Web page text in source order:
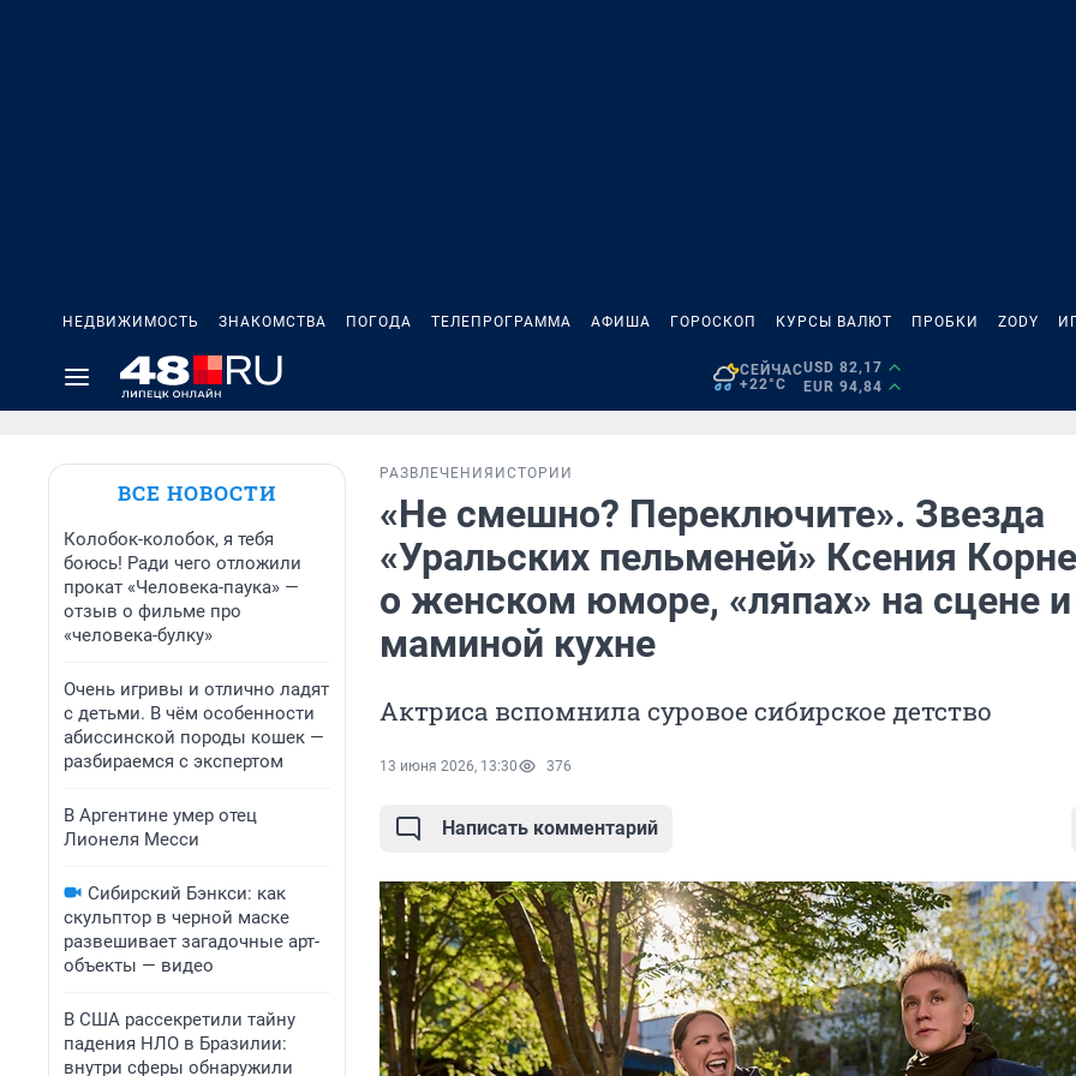
НЕДВИЖИМОСТЬ ЗНАКОМСТВА ПОГОДА ТЕЛЕПРОГРАММА АФИША ГОРОСКОП КУРСЫ ВАЛЮТ ПРОБКИ ZODY
СЕЙЧАС
+22°C
USD 82,17
EUR 94,84
ВСЕ НОВОСТИ
Колобок-колобок, я тебя
боюсь! Ради чего отложили
прокат «Человека-паука» —
отзыв о фильме про
«человека-булку»
Очень игривы и отлично ладят
с детьми. В чём особенности
абиссинской породы кошек —
разбираемся с экспертом
В Аргентине умер отец
Лионеля Месси
Сибирский Бэнкси: как
скульптор в черной маске
развешивает загадочные арт-
объекты — видео
В США рассекретили тайну
падения НЛО в Бразилии:
внутри сферы обнаружили
РАЗВЛЕЧЕНИЯ ИСТОРИИ
«Не смешно? Переключите». Звезда
«Уральских пельменей» Ксения
о женском юморе, «ляпах» на сцене и
маминой кухне
Актриса вспомнила суровое сибирское детство
13 июня 2026, 13:30 376
Написать комментарий